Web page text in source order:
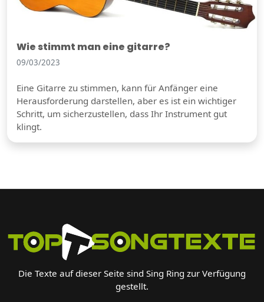
Wie stimmt man eine gitarre?
09/03/2023
Eine Gitarre zu stimmen, kann für Anfänger eine
Herausforderung darstellen, aber es ist ein wichtiger
Schritt, um sicherzustellen, dass Ihr Instrument gut
klingt.
Die Texte auf dieser Seite sind Sing Ring zur Verfügung
gestellt.